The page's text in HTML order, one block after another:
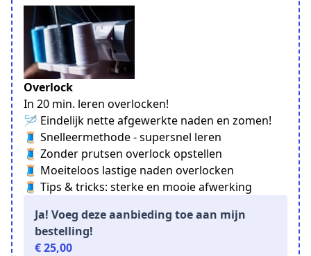
Overlock
In 20 min. leren overlocken!
🪡 Eindelijk nette afgewerkte naden en zomen!
🧵 Snelleermethode - supersnel leren
🧵 Zonder prutsen overlock opstellen
🧵 Moeiteloos lastige naden overlocken
🧵 Tips & tricks: sterke en mooie afwerking
Ja! Voeg deze aanbieding toe aan mijn
bestelling!
€ 25,00